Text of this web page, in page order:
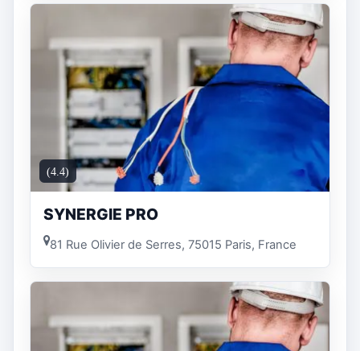
(4.4)
SYNERGIE PRO
81 Rue Olivier de Serres, 75015 Paris, France